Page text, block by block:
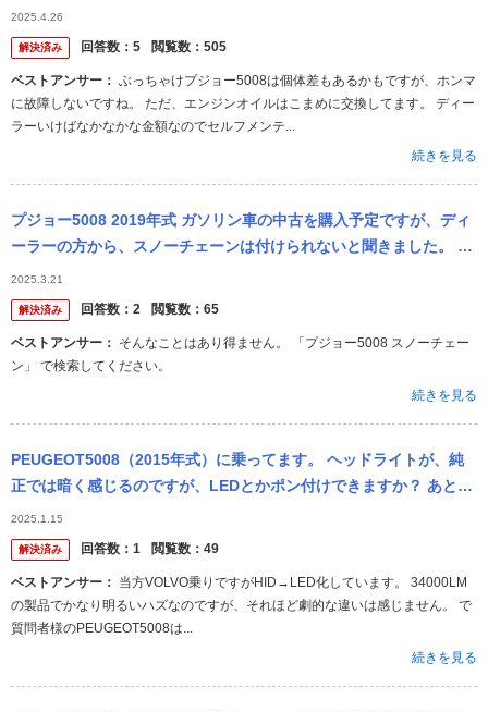
りするなどの噂がありますが、 プジョーに関してはどうですか？ ...
2025.4.26
解決済み 回答数： 5 閲覧数： 505
ベストアンサー：
に故障しないですね。 ただ、エンジンオイルはこまめに交換してます。 ディー
ラーいけばなかなかな金額なのでセルフメンテ...
続きを見る
プジョー5008 2019年式 ガソリン車の中古を購入予定ですが、ディ
ーラーの方から、スノーチェーンは付けられないと聞きました。 ネ
ット等で探すと、5008が用チェーンが売っているようなのですが...
2025.3.21
解決済み 回答数： 2 閲覧数： 65
ベストアンサー：
ン」 で検索してください。
続きを見る
PEUGEOT5008（2015年式）に乗ってます。 ヘッドライトが、純
正では暗く感じるのですが、LEDとかポン付けできますか？ あと明
るくなったとかの実体験はありますか？ https://...
2025.1.15
解決済み 回答数： 1 閲覧数： 49
ベストアンサー：
の製品でかなり明るいハズなのですが、それほど劇的な違いは感じません。 で
質問者様のPEUGEOT5008は...
続きを見る